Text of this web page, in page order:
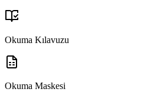
Okuma Kılavuzu
Okuma Maskesi